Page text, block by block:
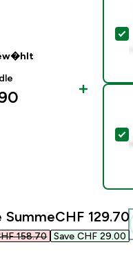
SummeCHF 129.70‎
158.70‎ Save CHF 29.00‎